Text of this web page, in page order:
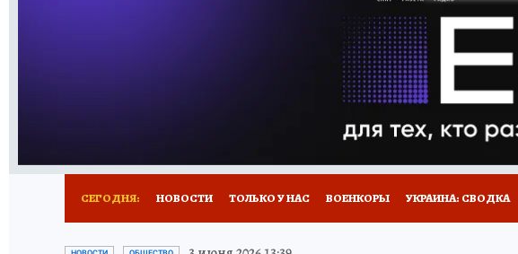
ТЕЛЕВИЗОР
НОВОЕ НА САЙТЕ
СЕГОДНЯ: НОВОСТИ ТОЛЬКО У НАС ВОЕНКОРЫ УКРАИНА: СВОДКА
ИСПЫТАНО НА СЕБЕ